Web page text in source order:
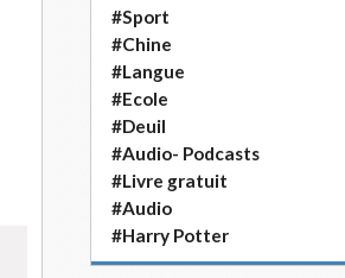
#Sport
#Chine
#Langue
#Ecole
#Deuil
#Audio- Podcasts
#Livre gratuit
#Audio
#Harry Potter